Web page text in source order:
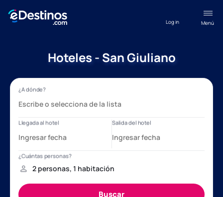
Menú
Log in
Hoteles - San Giuliano